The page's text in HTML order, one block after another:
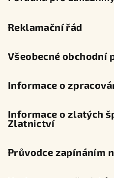
Reklamační řád
Všeobecné obchodní
Informace o
Informace o zlatých
Zlatnictví
Průvodce zapínáním